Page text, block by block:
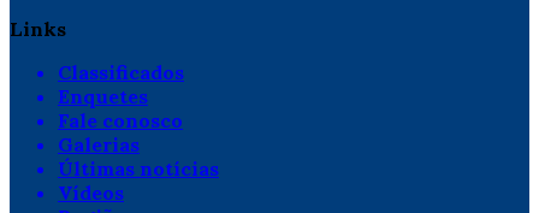
Links
Classificados
Enquetes
Fale conosco
Galerias
Últimas notícias
Vídeos